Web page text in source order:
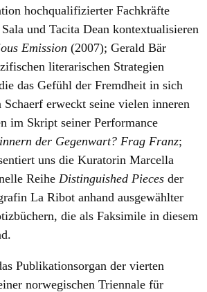
hochqualifizierter Fachkräfte
und Tacita Dean kontextualisieren
Emission (2007); Gerald Bär
literarischen Strategien
das Gefühl der Fremdheit in sich
erweckt seine vielen inneren
im Skript seiner Performance
der Gegenwart? Frag Franz;
uns die Kuratorin Marcella
Reihe Distinguished Pieces der
La Ribot anhand ausgewählter
die als Faksimile in diesem
Publikationsorgan der vierten
norwegischen Triennale für